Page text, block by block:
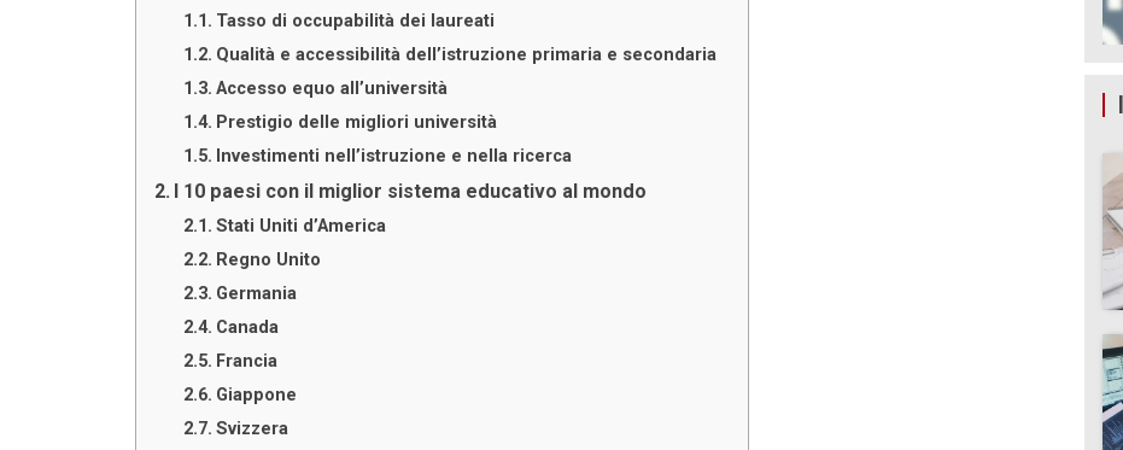
Tasso di occupabilità dei laureati
Qualità e accessibilità dell’istruzione primaria e secondaria
Accesso equo all’università
Prestigio delle migliori università
Investimenti nell’istruzione e nella ricerca
I 10 paesi con il miglior sistema educativo al mondo
Stati Uniti d’America
Regno Unito
Germania
Canada
Francia
Giappone
Svizzera